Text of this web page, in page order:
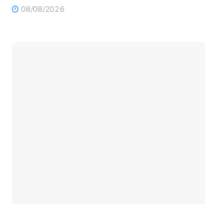
08/08/2026